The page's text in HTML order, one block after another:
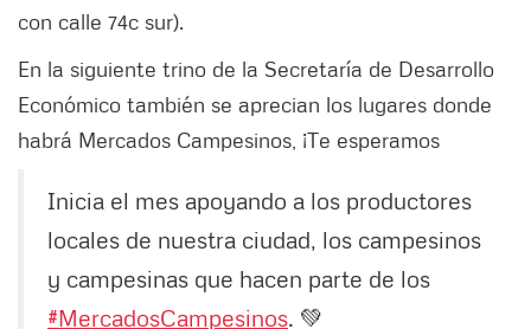
con calle 74c sur).
En la siguiente trino de la Secretaría de Desarrollo
Económico también se aprecian los lugares donde
habrá Mercados Campesinos, ¡Te esperamos
Inicia el mes apoyando a los productores
locales de nuestra ciudad, los campesinos
y campesinas que hacen parte de los
#MercadosCampesinos. 💚